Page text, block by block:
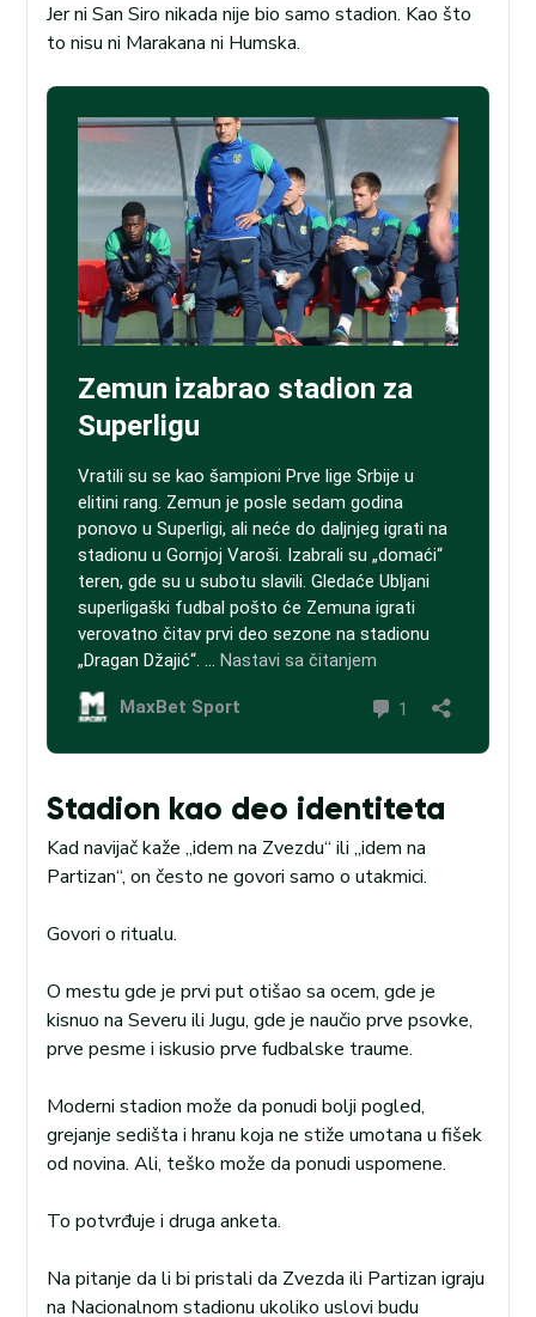
Jer ni San Siro nikada nije bio samo stadion. Kao što
to nisu ni Marakana ni Humska.
Stadion kao deo identiteta
Kad navijač kaže „idem na Zvezdu“ ili „idem na
Partizan“, on često ne govori samo o utakmici.
Govori o ritualu.
O mestu gde je prvi put otišao sa ocem, gde je
kisnuo na Severu ili Jugu, gde je naučio prve psovke,
prve pesme i iskusio prve fudbalske traume.
Moderni stadion može da ponudi bolji pogled,
grejanje sedišta i hranu koja ne stiže umotana u fišek
od novina. Ali, teško može da ponudi uspomene.
To potvrđuje i druga anketa.
Na pitanje da li bi pristali da Zvezda ili Partizan igraju
na Nacionalnom stadionu ukoliko uslovi budu